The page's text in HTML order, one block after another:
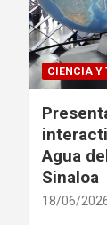
CIENCIA Y
Agua
Sinaloa
18/06/